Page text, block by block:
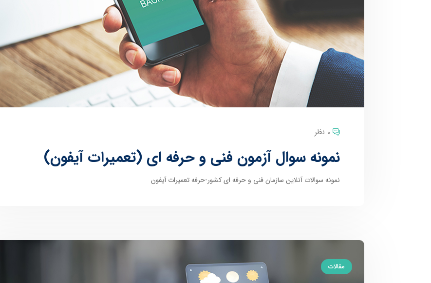
0 نظر
نمونه سوال آزمون فنی و حرفه ای (تعمیرات آیفون)
نمونه سوالات آنلاین سازمان فنی و حرفه ای کشور-حرفه تعمیرات آیفون
مقالات